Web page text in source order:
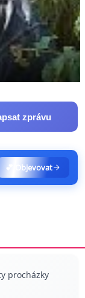
zprávu
💕 Objevovat
procházky